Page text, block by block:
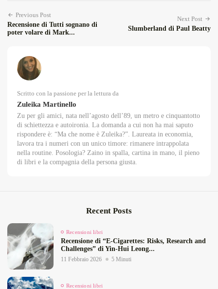
Previous Post
Recensione di Tutti sognano di
poter volare di Mark...
Next Post
Slumberland di Paul Beatty
Scritto con la passione per la lettura da
Zuleika Martinello
Zu per gli amici, nata nell’agosto dell’89, un metro e cinquantotto
di schiettezza e autoironia. La domanda a cui non ha mai saputo
rispondere è: “Ma che nome è Zuleika?”. Laureata in economia,
lavora tra i numeri con un unico timore: rimanere intrappolata
nella routine. Posologia? Zaino in spalla, cartina in mano, il pieno
di libri e la compagnia della persona giusta.
Recent Posts
Recensioni libri
Recensione di “E‑Cigarettes: Risks, Research and
Challenges” di Yin‑Hui Leong...
11 Febbraio 2026 5 Minuti
Recensioni libri